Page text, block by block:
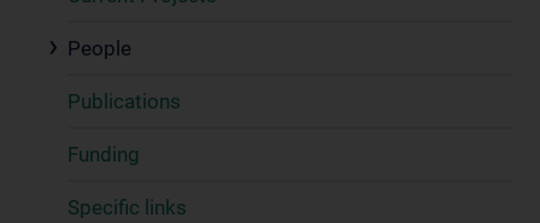
People
Publications
Funding
Specific links